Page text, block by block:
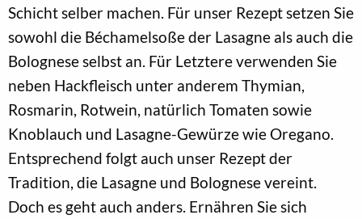
Schicht selber machen. Für unser Rezept setzen Sie
sowohl die Béchamelsoße der Lasagne als auch die
Bolognese selbst an. Für Letztere verwenden Sie
neben Hackfleisch unter anderem Thymian,
Rosmarin, Rotwein, natürlich Tomaten sowie
Knoblauch und Lasagne-Gewürze wie Oregano.
Entsprechend folgt auch unser Rezept der
Tradition, die Lasagne und Bolognese vereint.
Doch es geht auch anders. Ernähren Sie sich